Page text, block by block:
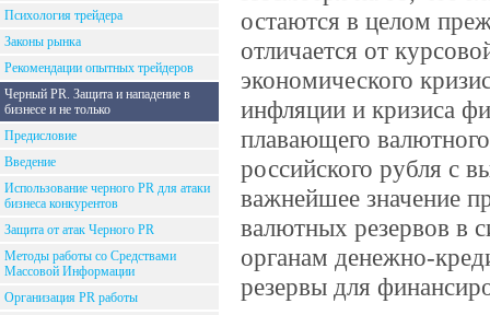
Психология трейдера
Законы рынка
Рекомендации опытных трейдеров
Черный PR. Защита и нападение в
бизнесе и не только
Предисловие
Введение
Использование черного PR для атаки
бизнеса конкурентов
Защита от атак Черного PR
Методы работы со Средствами
Массовой Информации
Организация PR работы
остаются в целом
отличается от
экономического
инфляции и кризиса
плавающего
российского рубля с
важнейшее значение
валютных резервов в
органам денежно-
резервы для